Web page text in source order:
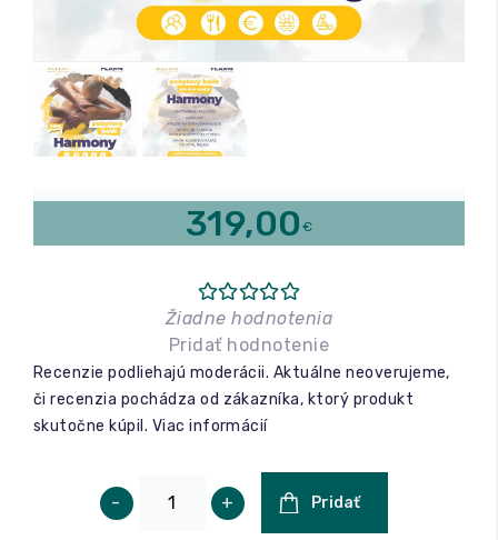
Masáže
319,00 €
Žiadne hodnotenia
Pridať hodnotenie
Recenzie podliehajú moderácii. Aktuálne neoverujeme,
či recenzia pochádza od zákazníka, ktorý produkt
skutočne kúpil. Viac informácií
- + Pridať